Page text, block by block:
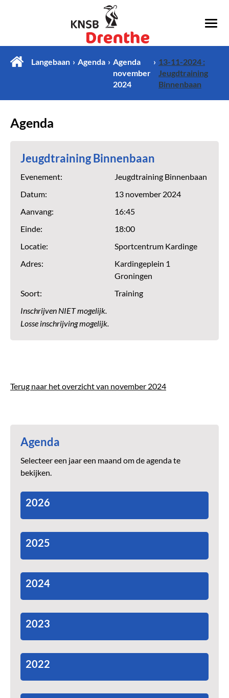
Langebaan Agenda
Agenda
november
2024
13-11-2024 :
Jeugdtraining
Binnenbaan
Agenda
Jeugdtraining Binnenbaan
Evenement:
Jeugdtraining Binnenbaan
Datum:
13 november 2024
Aanvang:
16:45
Einde:
18:00
Locatie:
Sportcentrum Kardinge
Adres:
Kardingeplein 1
Groningen
Soort:
Training
Inschrijven NIET mogelijk.
Losse inschrijving mogelijk.
Terug naar het overzicht van november 2024
Agenda
Selecteer een jaar een maand om de agenda te
bekijken.
2026
2025
2024
2023
2022